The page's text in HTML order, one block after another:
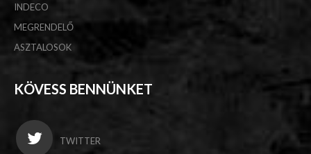
INDECO
MEGRENDELŐ
ASZTALOSOK
KÖVESS BENNÜNKET
TWITTER